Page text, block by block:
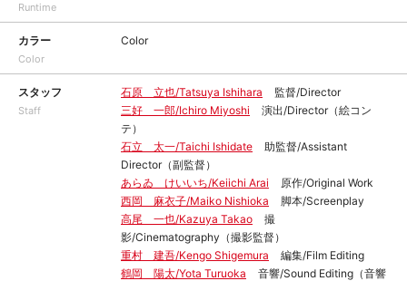
Runtime
カラー
Color
Color
スタッフ
Staff
石原 立也/Tatsuya Ishihara
監督/Director
三好 一郎/Ichiro Miyoshi
演出/Director（絵コン
テ）
石立 太一/Taichi Ishidate
助監督/Assistant
Director（副監督）
あらゐ けいいち/Keiichi Arai
原作/Original Work
西岡 麻衣子/Maiko Nishioka
脚本/Screenplay
高尾 一也/Kazuya Takao
撮
影/Cinematography（撮影監督）
重村 建吾/Kengo Shigemura
編集/Film Editing
鶴岡 陽太/Yota Turuoka
音響/Sound Editing（音響